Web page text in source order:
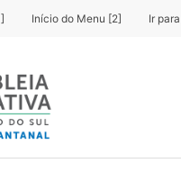
Início do Menu [2] Ir